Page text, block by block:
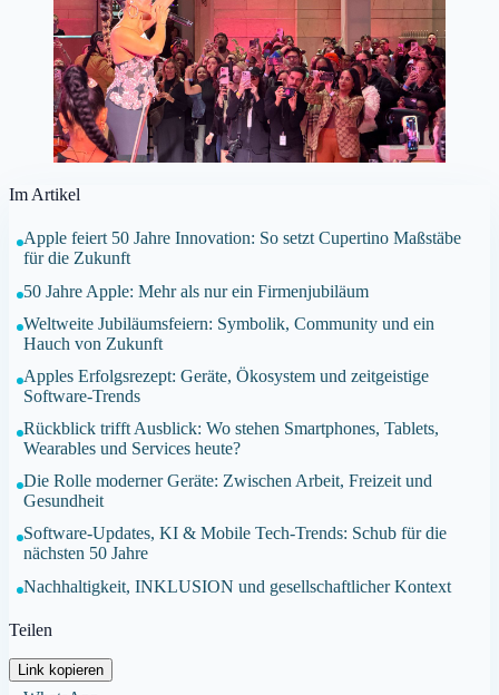
Im Artikel
Apple feiert 50 Jahre Innovation: So setzt Cupertino Maßstäbe
für die Zukunft
50 Jahre Apple: Mehr als nur ein Firmenjubiläum
Weltweite Jubiläumsfeiern: Symbolik, Community und ein
Hauch von Zukunft
Apples Erfolgsrezept: Geräte, Ökosystem und zeitgeistige
Software-Trends
Rückblick trifft Ausblick: Wo stehen Smartphones, Tablets,
Wearables und Services heute?
Die Rolle moderner Geräte: Zwischen Arbeit, Freizeit und
Gesundheit
Software-Updates, KI & Mobile Tech-Trends: Schub für die
nächsten 50 Jahre
Nachhaltigkeit, INKLUSION und gesellschaftlicher Kontext
Teilen
Link kopieren